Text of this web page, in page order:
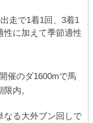
走で1着1回、3着1
性に加えて季節適性
催のダ1600mで馬
内。
なる大外ブン回しで